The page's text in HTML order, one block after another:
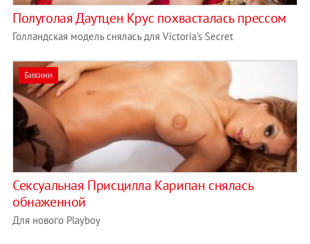
Полуголая Даутцен Крус похвасталась прессом
Голландская модель снялась для Victoria's Secret
Бикини
Сексуальная Присцилла Карипан снялась
обнаженной
Для нового Playboy